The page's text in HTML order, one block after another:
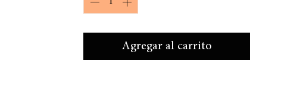
Agregar al carrito